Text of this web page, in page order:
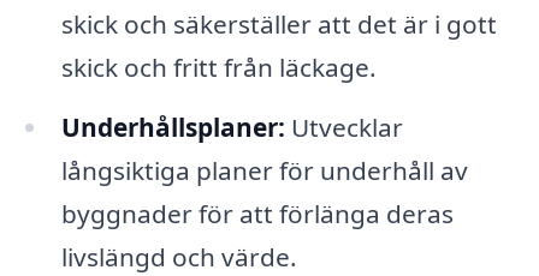
skick och säkerställer att det är i gott
skick och fritt från läckage.
Underhållsplaner: Utvecklar
långsiktiga planer för underhåll av
byggnader för att förlänga deras
livslängd och värde.